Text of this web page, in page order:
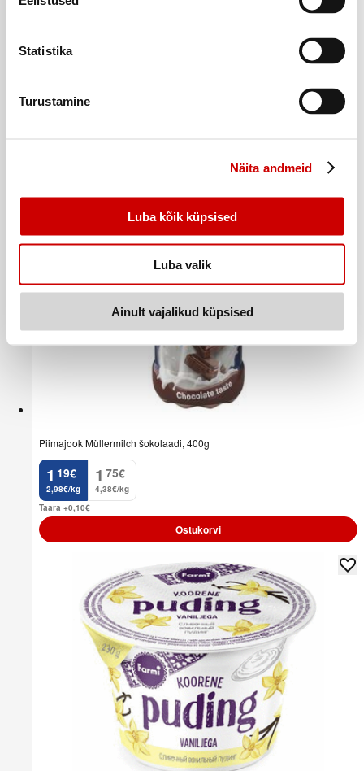
Statistika
Turustamine
Näita andmeid
Luba kõik küpsised
Luba valik
Ainult vajalikud küpsised
1
. 19€
Piimajook Müllermilch šokolaadi, 400g
1
. 19€
2,98€/kg
1
. 75€
4,38€/kg
Taara +0,10€
Ostukorvi